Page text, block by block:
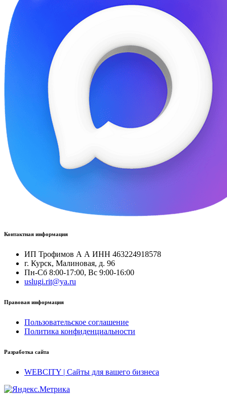
Контактная информация
ИП Трофимов А А ИНН 463224918578
г. Курск, Малиновая, д. 96
Пн-Сб 8:00-17:00, Вс 9:00-16:00
uslugi.rit@ya.ru
Правовая информация
Пользовательское соглашение
Политика конфиденциальности
Разработка сайта
WEBCITY | Сайты для вашего бизнеса